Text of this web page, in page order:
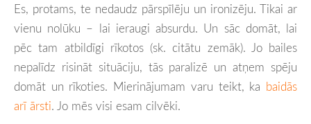
Es, protams, te nedaudz pārspīlēju un ironizēju. Tikai ar
vienu nolūku – lai ieraugi absurdu. Un sāc domāt, lai
pēc tam atbildīgi rīkotos (sk. citātu zemāk). Jo bailes
nepalīdz risināt situāciju, tās paralizē un atņem spēju
domāt un rīkoties. Mierinājumam varu teikt, ka baidās
arī ārsti. Jo mēs visi esam cilvēki.